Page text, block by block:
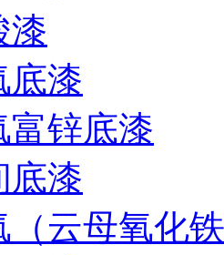
漆
底漆
富锌底漆
底漆
（云母氧化